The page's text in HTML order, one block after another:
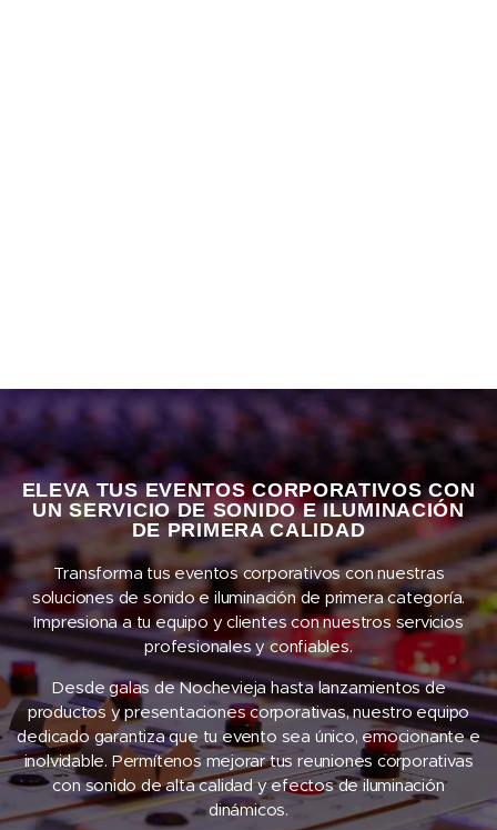
ELEVA TUS EVENTOS CORPORATIVOS CON
UN SERVICIO DE SONIDO E ILUMINACIÓN
DE PRIMERA CALIDAD
Transforma tus eventos corporativos con nuestras
soluciones de sonido e iluminación de primera categoría.
Impresiona a tu equipo y clientes con nuestros servicios
profesionales y confiables.
Desde galas de Nochevieja hasta lanzamientos de
productos y presentaciones corporativas, nuestro equipo
dedicado garantiza que tu evento sea único, emocionante e
inolvidable. Permítenos mejorar tus reuniones corporativas
con sonido de alta calidad y efectos de iluminación
dinámicos.